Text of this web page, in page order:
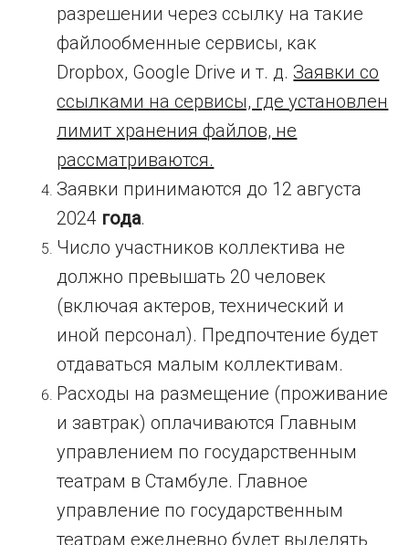
разрешении через ссылку на такие
файлообменные сервисы, как
Dropbox, Google Drive и т. д.Заявки со
ссылками на сервисы, где установлен
лимит хранения файлов, не
рассматриваются.
Заявки принимаются до 12 августа
2024 года.
Число участников коллектива не
должно превышать 20 человек
(включая актеров, технический и
иной персонал). Предпочтение будет
отдаваться малым коллективам.
Расходы на размещение (проживание
и завтрак) оплачиваются Главным
управлением по государственным
театрам в Стамбуле. Главное
управление по государственным
театрам ежедневно будет выделять